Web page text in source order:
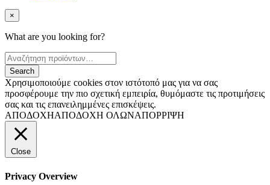
×
What are you looking for?
Χρησιμοποιούμε cookies στον ιστότοπό μας για να σας
προσφέρουμε την πιο σχετική εμπειρία, θυμόμαστε τις προτιμήσεις
σας και τις επανειλημμένες επισκέψεις.
ΑΠΟΔΟΧΗΑΠΟΔΟΧΗ ΟΛΩΝΑΠΟΡΡΙΨΗ
Close
Privacy Overview